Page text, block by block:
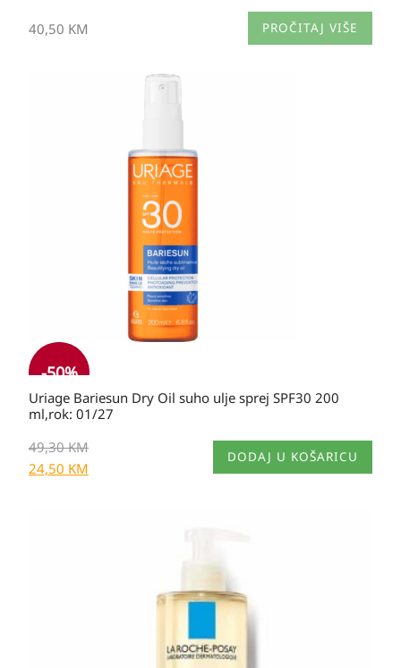
40,50 KM PROČITAJ VIŠE
-50%
Uriage Bariesun Dry Oil suho ulje sprej SPF30 200
ml,rok: 01/27
49,30KM
24,50 KM
DODAJ U KOŠARICU